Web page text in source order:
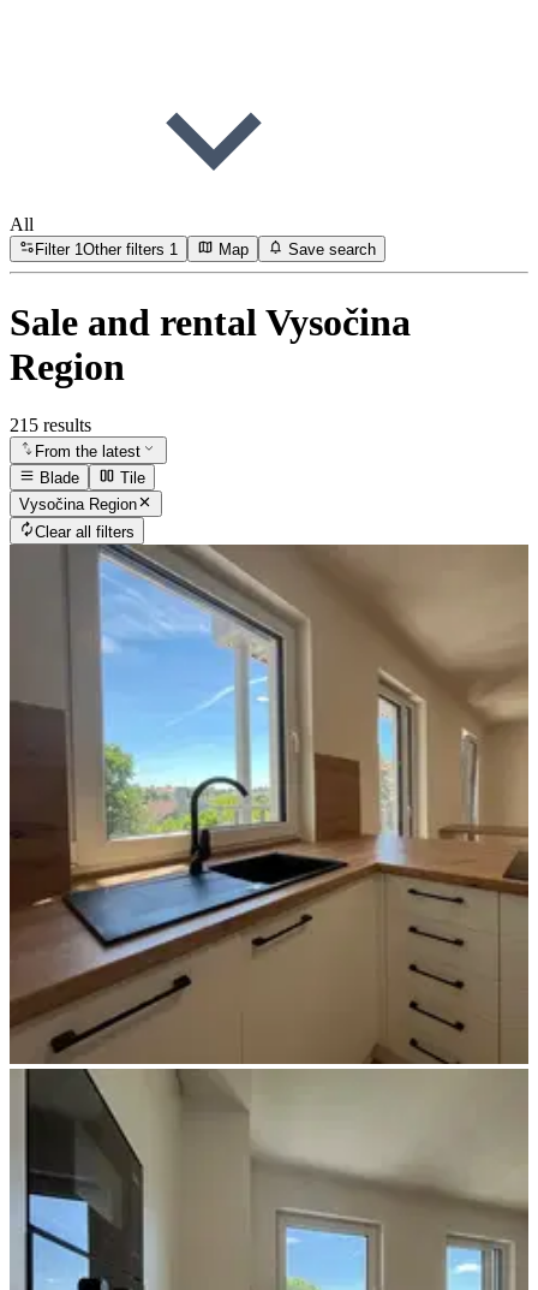
All
Filter 1Other filters 1 Map Save search
Sale and rental Vysočina
Region
215 results
From the latest
Blade
Tile
Vysočina Region
Clear all filters